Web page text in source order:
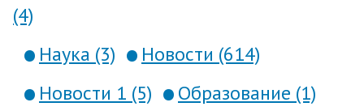
(4)
Наука (3)
Новости (614)
Новости 1 (5)
Образование (1)